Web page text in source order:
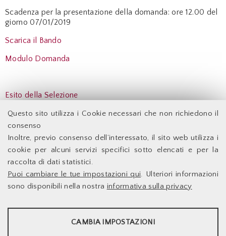
Questo sito utilizza i Cookie necessari che non richiedono il
consenso
Inoltre, previo consenso dell’interessato, il sito web utilizza i
cookie per alcuni servizi specifici sotto elencati e per la
raccolta di dati statistici.
Puoi cambiare le tue impostazioni qui. Ulteriori informazioni
sono disponibili nella nostra informativa sulla privacy
STATISTICHE
CAMBIA IMPOSTAZIONI
Scadenza per la presentazione della domanda: ore 12.00 del
giorno 07/01/2019
Scarica il Bando
Modulo Domanda
Esito della Selezione
Facoltà di Economia - Università degli Studi di Roma
Accessibilità
Dove Siamo
Docenti
Facoltà di Economia
Roma Tor Vergata
Via Columbia,2